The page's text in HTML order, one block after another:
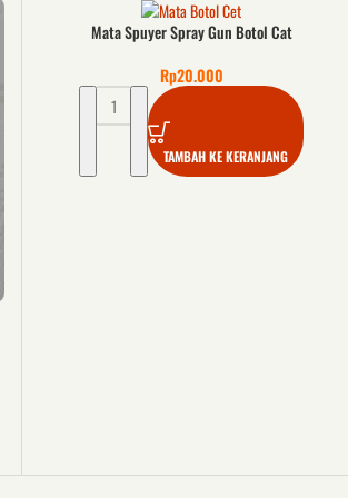
Mata Spuyer Spray Gun Botol Cat
Rp20.000
TAMBAH KE KERANJANG